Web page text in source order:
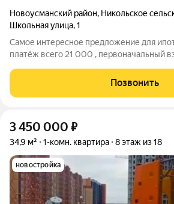
Новоусманский район, Никольское
Школьная улица,1
Самое интересное предложение для
платёж всего 21 000 , первоначальный
под себя! Общая
Позвонить
3 450 000 ₽
34,9 м² 1-комн. квартира 8 этаж из 18
новостройка